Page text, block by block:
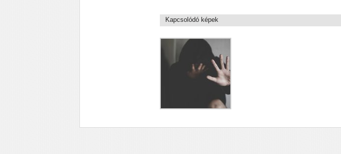
Kapcsolódó képek